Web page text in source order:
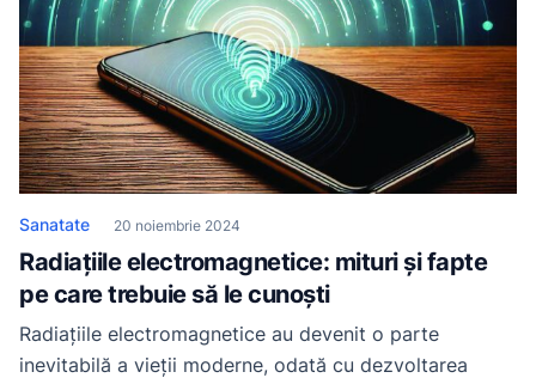
Sanatate 20 noiembrie 2024
Radiațiile electromagnetice: mituri și fapte
pe care trebuie să le cunoști
Radiațiile electromagnetice au devenit o parte
inevitabilă a vieții moderne, odată cu dezvoltarea